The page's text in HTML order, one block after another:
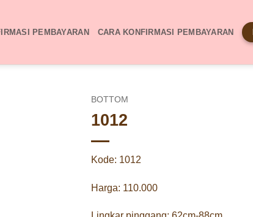
PEMBAYARAN CARA KONFIRMASI PEMBAYARAN
BOTTOM
1012
Kode: 1012
Harga: 110.000